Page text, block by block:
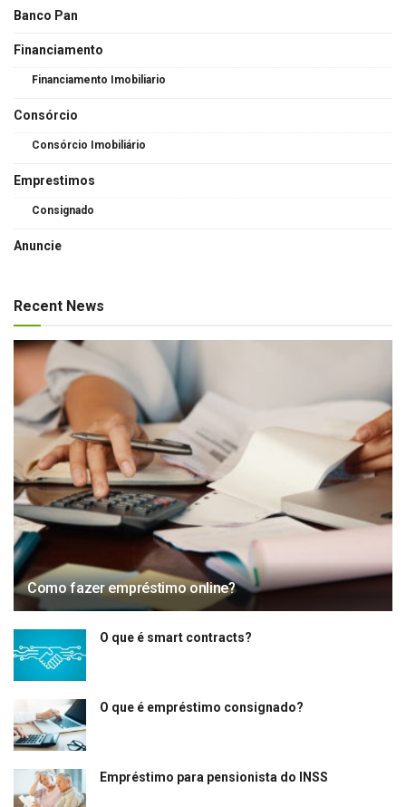
Banco Pan
Financiamento
Financiamento Imobiliario
Consórcio
Consórcio Imobiliário
Emprestimos
Consignado
Anuncie
Recent News
Como fazer empréstimo online?
O que é smart contracts?
O que é empréstimo consignado?
Empréstimo para pensionista do INSS